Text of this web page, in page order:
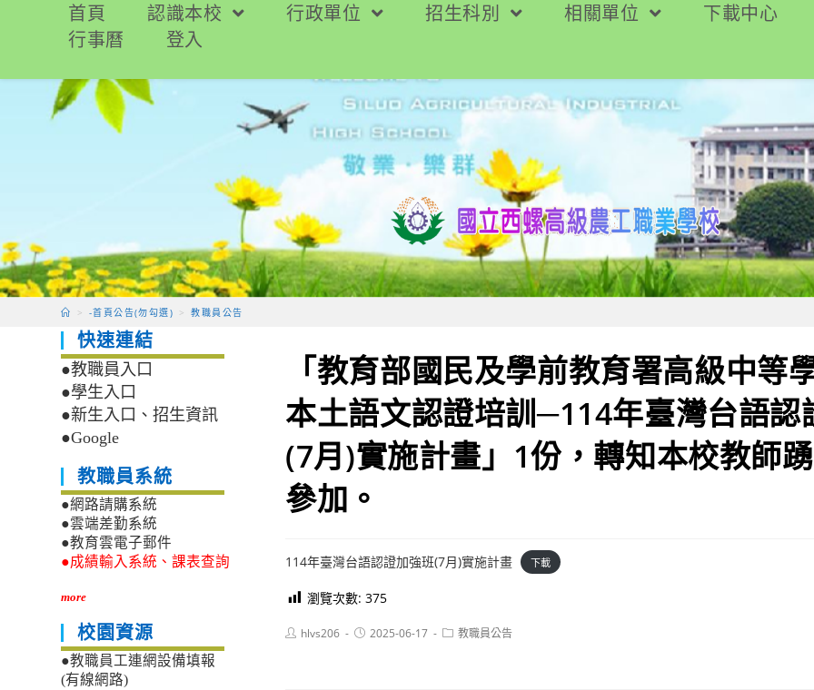
要
首頁 認識本校 行政單位 招生科別 相關單位 下載中心
行事曆
登入
> -首頁公告(勿勾選) > 教職員公告
「教育部國民及學前教育署高級中等
本土語文認證培訓─114年臺灣台語認
(7月)實施計畫」1份，轉知本校教師
參加。
114年臺灣台語認證加強班(7月)實施計畫 下載
瀏覽次數: 375
Posthlvs206
Post2025-06-17
Post教職員公告
快速連結
●教職員入口
●學生入口
●新生入口、招生資訊
●Google
教職員系統
●網路請購系統
●雲端差勤系統
●教育雲電子郵件
●成績輸入系統、課表查詢
more
校園資源
●教職員工連網設備填報
(有線網路)